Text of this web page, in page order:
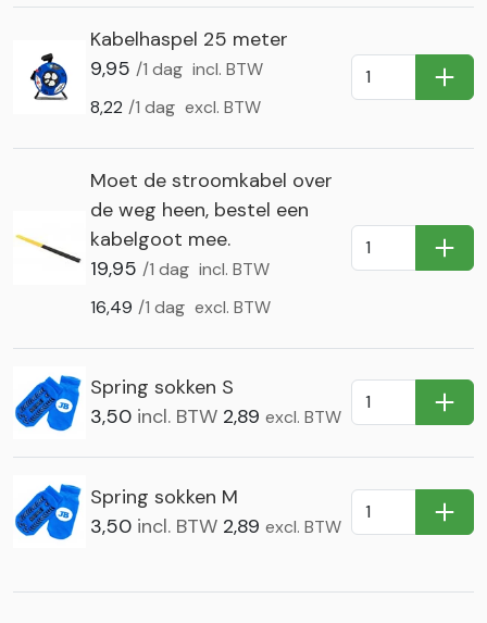
Kabelhaspel 25 meter
9,95 /1 dag incl. BTW
8,22 /1 dag excl. BTW
In
Moet de stroomkabel over
de weg heen, bestel een
kabelgoot mee.
19,95 /1 dag incl. BTW
16,49 /1 dag excl. BTW
In
Spring sokken S
3,50 incl. BTW 2,89 excl. BTW In
Spring sokken M
3,50 incl. BTW 2,89 excl. BTW In